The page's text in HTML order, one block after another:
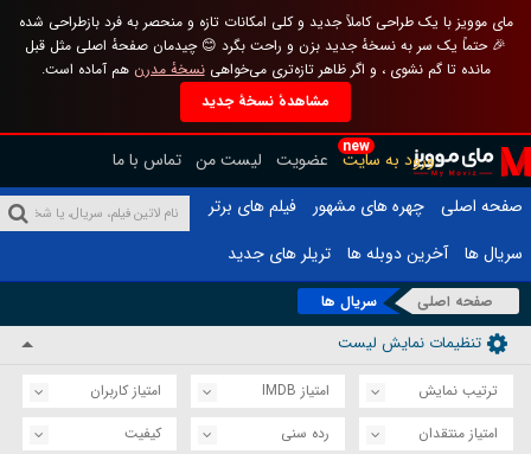
مای موویز با یک طراحی کاملاً جدید و کلی امکانات تازه و منحصر به فرد بازطراحی شده
🎉 حتماً یک سر به نسخهٔ جدید بزن و راحت بگرد 😊 چیدمان صفحهٔ اصلی مثل قبل
مانده تا گم نشوی ، و اگر ظاهر تازه‌تری می‌خواهینسخهٔ مدرن هم آماده است.
مشاهدهٔ نسخهٔ جدید
new
ورود به سایت عضویت لیست من تماس با ما
صفحه اصلی
چهره های مشهور
فیلم های برتر
سریال ها
آخرین دوبله ها تریلر های جدید
صفحه اصلی سریال ها
تنظیمات نمایش لیست
ترتیب نمایش امتیاز IMDB
امتیاز کاربران
امتیاز منتقدان
رده سنی
کیفیت